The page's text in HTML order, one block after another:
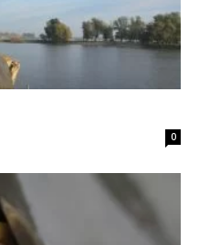
0